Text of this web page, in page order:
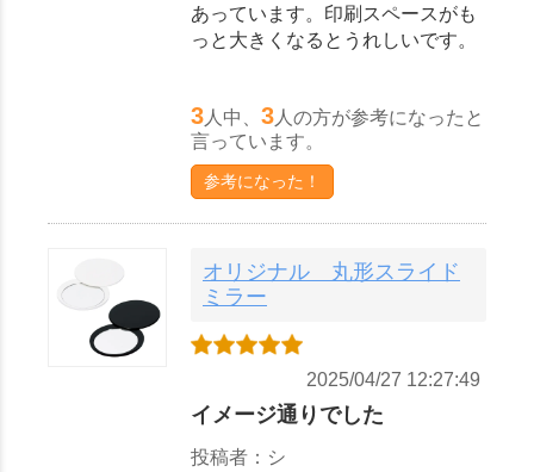
あっています。印刷スペースがも
っと大きくなるとうれしいです。
3 人中、 3 人の方が参考になったと
言っています。
参考になった！
オリジナル 丸形スライド
ミラー
2025/04/27 12:27:49
イメージ通りでした
投稿者：シ